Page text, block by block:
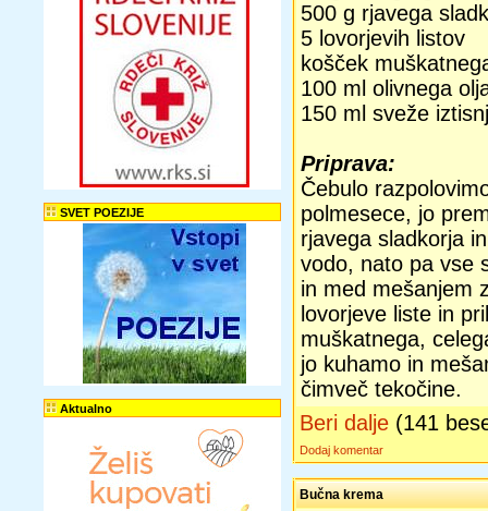
SVET POEZIJE
Aktualno
500 g rjavega
5 lovorjevih listov
košček
100 ml olivnega
150 ml sveže
Priprava:
Čebulo
polmesece, jo
rjavega sladkorja
vodo, nato pa vse
in med mešanjem
lovorjeve liste in
muškatnega,
jo kuhamo in
čimveč tekočine.
Beri dalje (141
Dodaj komentar
Bučna krema